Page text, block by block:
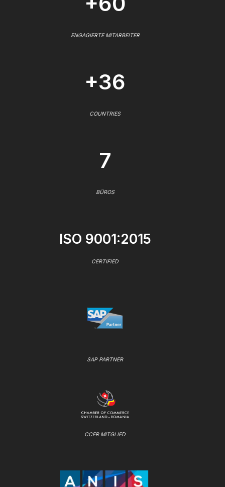
ENGAGIERTE MITARBEITER
+36
COUNTRIES
7
BÜROS
ISO 9001:2015
CERTIFIED
SAP PARTNER
CCER MITGLIED